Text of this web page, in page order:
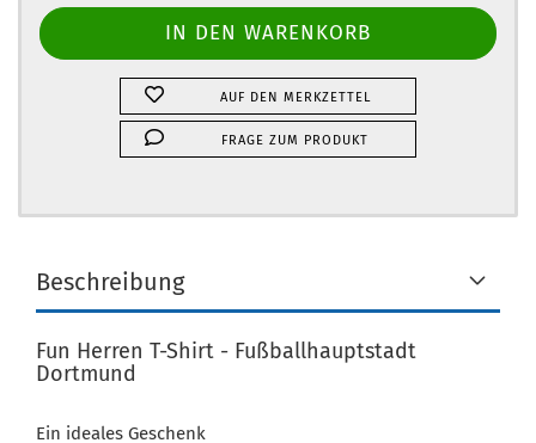
AUF DEN MERKZETTEL
FRAGE ZUM PRODUKT
Beschreibung
Fun Herren T-Shirt - Fußballhauptstadt
Dortmund
Ein ideales Geschenk